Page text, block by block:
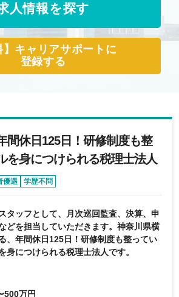
人情報を探す
】キャリアサポートに
登録する
間休日125日！研修制度も整
を身につけられる税理士法人
優遇 学歴不問
タッフとして、月次巡回監査、決算、申
どを担当していただきます。神奈川県横
、年間休日125日！研修制度も整ってい
身につけられる税理士法人です。
500万円